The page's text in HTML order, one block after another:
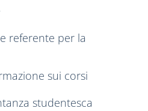
referente per la
sui corsi
studentesca